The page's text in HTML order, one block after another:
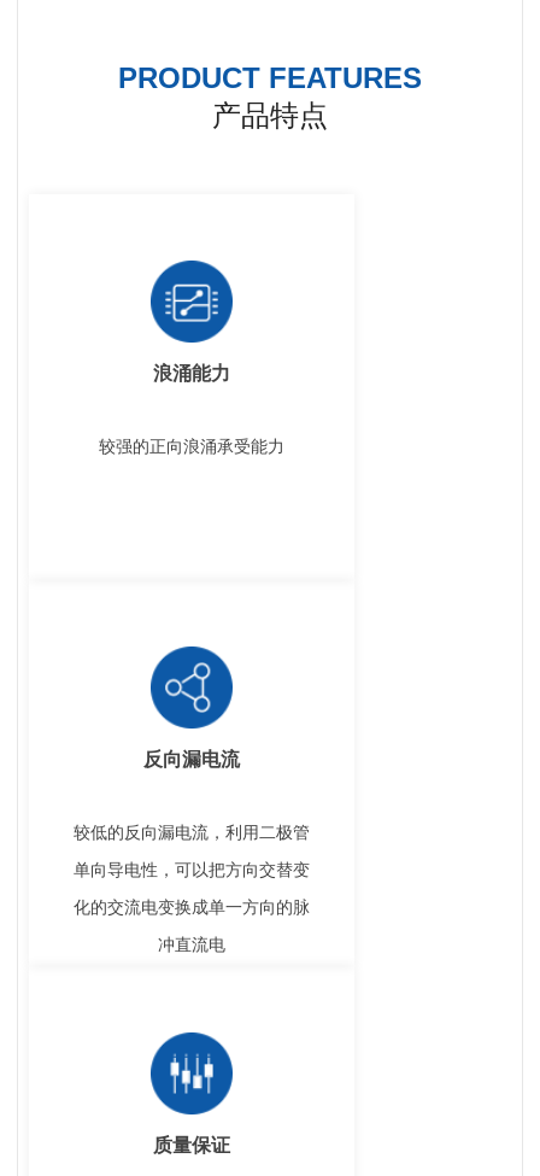
PRODUCT FEATURES
产品特点
浪涌能力
较强的正向浪涌承受能力
反向漏电流
较低的反向漏电流，利用二极管
单向导电性，可以把方向交替变
化的交流电变换成单一方向的脉
冲直流电
质量保证